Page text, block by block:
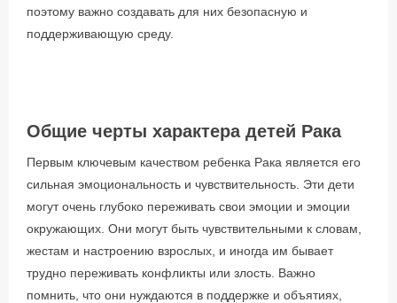
поэтому важно создавать для них безопасную и
поддерживающую среду.
Общие черты характера детей Рака
Первым ключевым качеством ребенка Рака является его
сильная эмоциональность и чувствительность. Эти дети
могут очень глубоко переживать свои эмоции и эмоции
окружающих. Они могут быть чувствительными к словам,
жестам и настроению взрослых, и иногда им бывает
трудно переживать конфликты или злость. Важно
помнить, что они нуждаются в поддержке и объятиях,